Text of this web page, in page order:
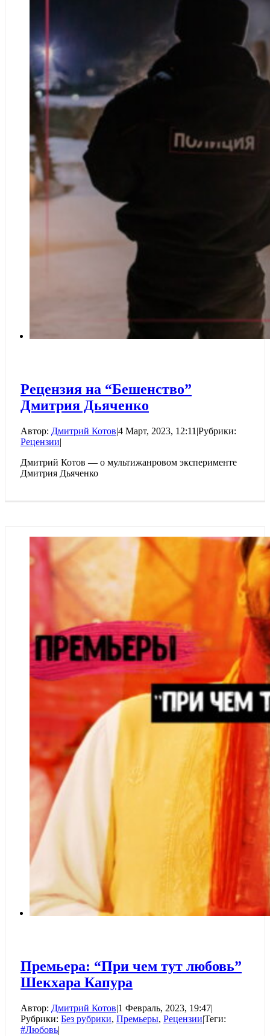
Рецензия на “Бешенство”
Дмитрия Дьяченко
Автор: Дмитрий Котов|4 Март, 2023, 12:11 |Рубрики:
Рецензии|
Дмитрий Котов — о мультижанровом эксперименте
Дмитрия Дьяченко
Премьера: “При чем тут любовь”
Шекхара Капура
Автор: Дмитрий Котов|1 Февраль, 2023, 19:47|
Рубрики: Без рубрики, Премьеры, Рецензии|Теги:
#Любовь|